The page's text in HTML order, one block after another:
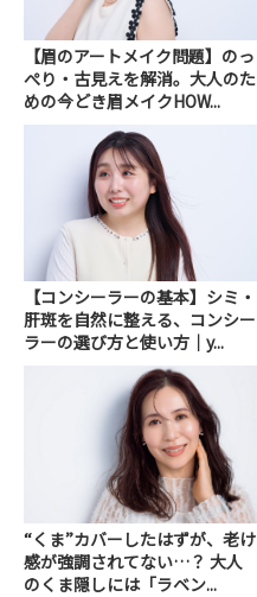
【眉のアートメイク問題】のっ
ぺり・古見えを解消。大人のた
めの今どき眉メイクHOW...
【コンシーラーの基本】シミ・
肝斑を自然に整える、コンシー
ラーの選び方と使い方｜y...
“くま”カバーしたはずが、老け
感が強調されてない…？ 大人
のくま隠しには「ラベン...